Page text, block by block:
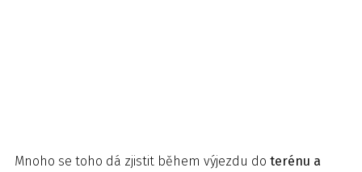
Mnoho se toho dá zjistit během výjezdu do terénu a